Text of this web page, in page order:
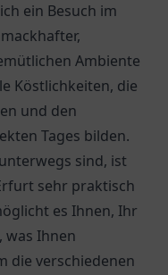
ein Besuch im
Ambiente
Köstlichkeiten, die
und den
Tages bilden.
sind, ist
sehr praktisch
es Ihnen, Ihr
was Ihnen
die verschiedenen